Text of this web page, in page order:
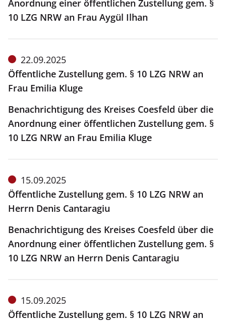
Anordnung einer öffentlichen Zustellung gem. §
10 LZG NRW an Frau Aygül Ilhan
Meldung
vom:
22.09.2025
Öffentliche Zustellung gem. § 10 LZG NRW an
Frau Emilia Kluge
Benachrichtigung des Kreises Coesfeld über die
Anordnung einer öffentlichen Zustellung gem. §
10 LZG NRW an Frau Emilia Kluge
Meldung
vom:
15.09.2025
Öffentliche Zustellung gem. § 10 LZG NRW an
Herrn Denis Cantaragiu
Benachrichtigung des Kreises Coesfeld über die
Anordnung einer öffentlichen Zustellung gem. §
10 LZG NRW an Herrn Denis Cantaragiu
Meldung
vom:
15.09.2025
Öffentliche Zustellung gem. § 10 LZG NRW an